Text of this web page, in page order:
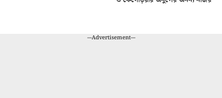
---Advertisement---